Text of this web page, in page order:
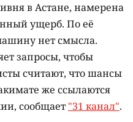
в Астане, намерена
ущерб. По её
нет смысла.
запросы, чтобы
считают, что шансы
же ссылаются
сообщает "31 канал".